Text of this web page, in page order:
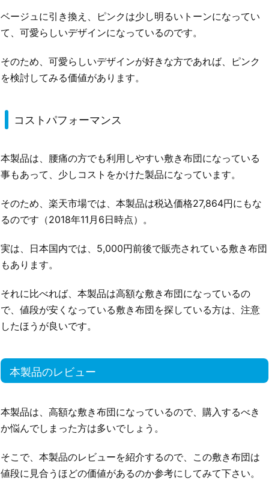
ベージュに引き換え、ピンクは少し明るいトーンになってい
て、可愛らしいデザインになっているのです。
そのため、可愛らしいデザインが好きな方であれば、ピンク
を検討してみる価値があります。
コストパフォーマンス
本製品は、腰痛の方でも利用しやすい敷き布団になっている
事もあって、少しコストをかけた製品になっています。
そのため、楽天市場では、本製品は税込価格27,864円にもな
るのです（2018年11月6日時点）。
実は、日本国内では、5,000円前後で販売されている敷き布団
もあります。
それに比べれば、本製品は高額な敷き布団になっているの
で、値段が安くなっている敷き布団を探している方は、注意
したほうが良いです。
本製品のレビュー
本製品は、高額な敷き布団になっているので、購入するべき
か悩んでしまった方は多いでしょう。
そこで、本製品のレビューを紹介するので、この敷き布団は
値段に見合うほどの価値があるのか参考にしてみて下さい。